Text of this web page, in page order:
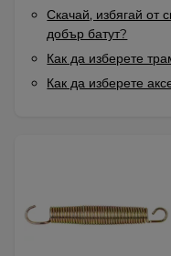
Скачай, избягай от
добър батут?
Как да изберете
Как да изберете